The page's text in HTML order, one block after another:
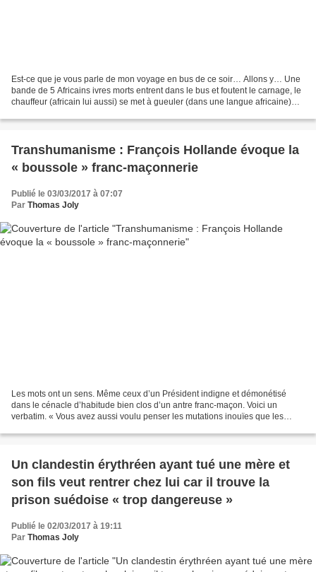
Est-ce que je vous parle de mon voyage en bus de ce soir… Allons y… Une
bande de 5 Africains ivres morts entrent dans le bus et foutent le carnage, le
chauffeur (africain lui aussi) se met à gueuler (dans une langue africaine)
Transhumanisme : François Hollande évoque la
« boussole » franc-maçonnerie
Publié le 03/03/2017 à 07:07
Par Thomas Joly
Les mots ont un sens. Même ceux d’un Président indigne et démonétisé
dans le cénacle d’habitude bien clos d’un antre franc-maçon. Voici un
verbatim. « Vous avez aussi voulu penser les mutations inouïes que les
Un clandestin érythréen ayant tué une mère et
son fils veut rentrer chez lui car il trouve la
prison suédoise « trop dangereuse »
Publié le 02/03/2017 à 19:11
Par Thomas Joly